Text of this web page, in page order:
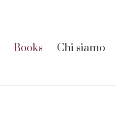
Books Chi siamo